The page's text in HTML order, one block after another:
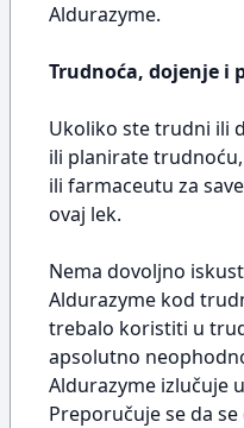
Aldurazyme.
Trudnoća, dojenje i
Ukoliko ste trudni ili
ili planirate
ili farmaceutu za
ovaj lek.
Nema dovoljno
Aldurazyme kod
trebalo koristiti u
apsolutno
Aldurazyme izlučuje
Preporučuje se da